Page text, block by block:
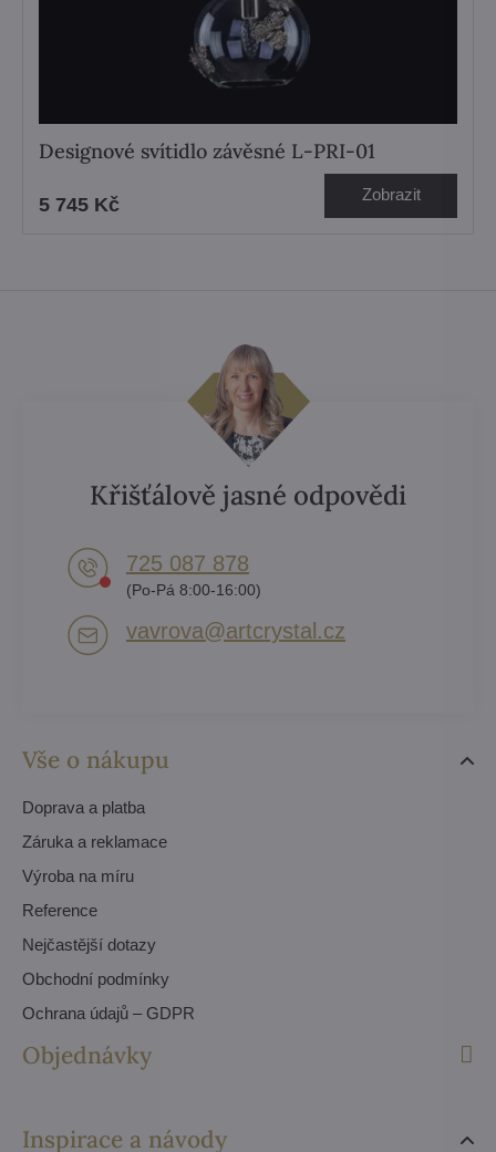
Designové svítidlo závěsné L-PRI-01
5 745 Kč Zobrazit
Vše o nákupu
Doprava a platba
Záruka a reklamace
Výroba na míru
Reference
Nejčastější dotazy
Obchodní podmínky
Ochrana údajů – GDPR
Objednávky
Inspirace a návody
Křišťálově jasné odpovědi
725 087 878​
(Po-Pá 8:00-16:00)
vavrova​@artcrystal​.cz